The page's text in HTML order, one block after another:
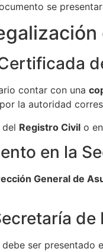
se
contar con una
la autoridad
Registro Civil o
en la
General de
ser presentado